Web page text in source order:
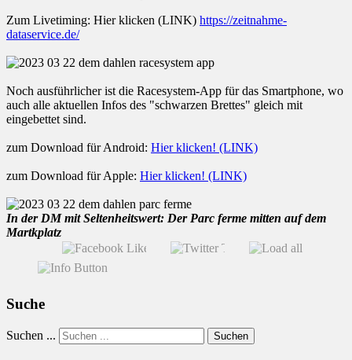
Zum Livetiming: Hier klicken (LINK) https://zeitnahme-
dataservice.de/
Noch ausführlicher ist die Racesystem-App für das Smartphone, wo
auch alle aktuellen Infos des "schwarzen Brettes" gleich mit
eingebettet sind.
zum Download für Android: Hier klicken! (LINK)
zum Download für Apple: Hier klicken! (LINK)
In der DM mit Seltenheitswert: Der Parc ferme mitten auf dem
Martkplatz
Suche
Suchen ... Suchen